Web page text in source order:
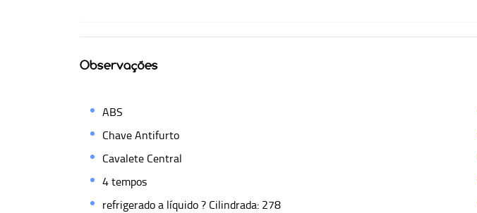
Observações
ABS
Chave Antifurto
Cavalete Central
4 tempos
refrigerado a líquido ? Cilindrada: 278